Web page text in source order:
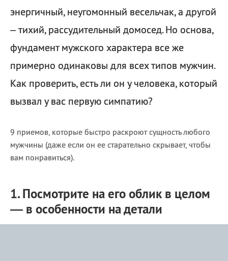
энергичный, неугомонный весельчак, а другой
– тихий, рассудительный домосед. Но основа,
фундамент мужского характера все же
примерно одинаковы для всех типов мужчин.
Как проверить, есть ли он у человека, который
вызвал у вас первую симпатию?
9 приемов, которые быстро раскроют сущность любого
мужчины (даже если он ее старательно скрывает, чтобы
вам понравиться).
1. Посмотрите на его облик в целом
— в особенности на детали